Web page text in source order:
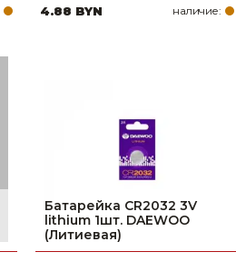
4.88 BYN наличие:
Батарейка CR2032 3V
lithium 1шт. DAEWOO
(Литиевая)